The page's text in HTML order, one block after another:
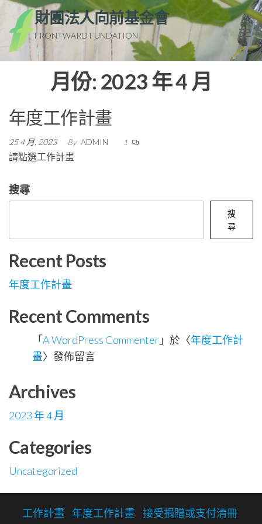
Skip
the
content
財團法人向前基金會
FRONTWARD FUNDATION
月份: 2023 年 4 月
年度工作計畫
25 4 月, 2023 By ADMIN 1
請點選工作計畫
搜尋
搜
尋
Recent Posts
年度工作計畫
Recent Comments
「A WordPress Commenter 」於〈年度工作計
畫〉發佈留言
Archives
2023 年 4 月
Categories
Uncategorized
工作計畫 年度工作計畫
接受捐贈或支付清冊